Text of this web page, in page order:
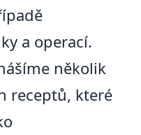
a operací.
několik
receptů, které